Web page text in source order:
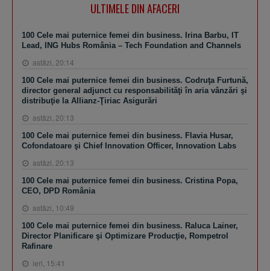
ULTIMELE DIN AFACERI
100 Cele mai puternice femei din business. Irina Barbu, IT
Lead, ING Hubs România – Tech Foundation and Channels
astăzi, 20:14
100 Cele mai puternice femei din business. Codruţa Furtună,
director general adjunct cu responsabilităţi în aria vânzări şi
distribuţie la Allianz-Ţiriac Asigurări
astăzi, 20:13
100 Cele mai puternice femei din business. Flavia Husar,
Cofondatoare şi Chief Innovation Officer, Innovation Labs
astăzi, 20:13
100 Cele mai puternice femei din business. Cristina Popa,
CEO, DPD România
astăzi, 10:49
100 Cele mai puternice femei din business. Raluca Lainer,
Director Planificare şi Optimizare Producţie, Rompetrol
Rafinare
ieri, 15:41